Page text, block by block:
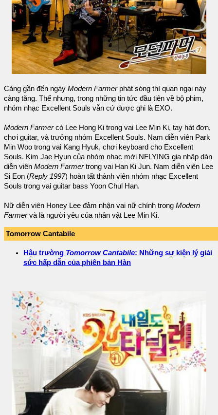
Càng gần đến ngày Modern Farmerphát sóng thì quan ngại này
càng tăng. Thế nhưng, trong những tin tức đầu tiên về bộ phim,
nhóm nhạc Excellent Souls vẫn cứ được ghi là EXO.
Modern Farmercó Lee Hong Ki trong vai Lee Min Ki, tay hát đơn,
chơi guitar, và trưởng nhóm Excellent Souls. Nam diễn viên Park
Min Woo trong vai Kang Hyuk, chơi keyboard cho Excellent
Souls. Kim Jae Hyun của nhóm nhạc mới NFLYING gia nhập dàn
diễn viên Modern Farmertrong vai Han Ki Jun. Nam diễn viên Lee
Si Eon (Reply 1997) hoàn tất thành viên nhóm nhạc Excellent
Souls trong vai guitar bass Yoon Chul Han.
Nữ diễn viên Honey Lee đảm nhận vai nữ chính trong Modern
Farmervà là người yêu của nhân vật Lee Min Ki.
Tomorrow Cantabile
Hậu trường Tomorrow Cantabile: Những sự kiện lý giải
sức hấp dẫn của phiên bản Hàn